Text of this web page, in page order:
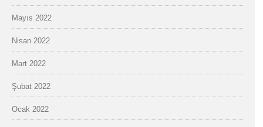
Mayıs 2022
Nisan 2022
Mart 2022
Şubat 2022
Ocak 2022